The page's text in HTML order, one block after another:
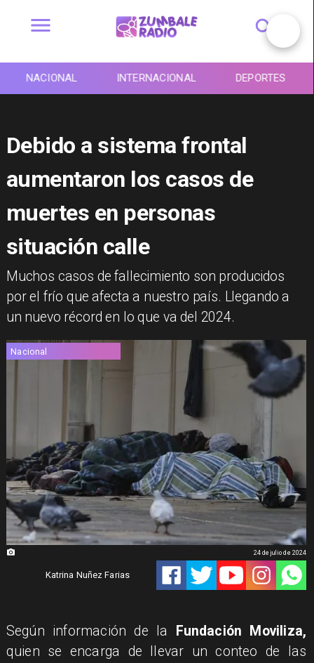
NACIONAL INTERNACIONAL DEPORTES
Debido a sistema frontal
aumentaron los casos de
muertes en personas
situación calle
Muchos casos de fallecimiento son producidos
por el frío que afecta a nuestro país. Llegando a
un nuevo récord en lo que va del 2024.
Nacional
Katrina Nuñez Farias
24 de julio de 2024
Según información de la
Fundación Moviliza,
quien se encarga de llevar un conteo de las